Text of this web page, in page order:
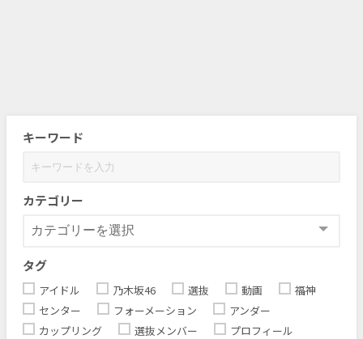
キーワード
カテゴリー
タグ
アイドル 乃木坂46 選抜 動画
福神
センター
フォーメーション
アンダー
カップリング
選抜メンバー
プロフィール